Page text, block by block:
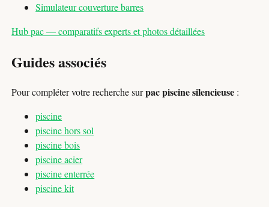
Simulateur couverture barres
Hub pac — comparatifs experts et photos détaillées
Guides associés
Pour compléter votre recherche surpac piscine silencieuse :
piscine
piscine hors sol
piscine bois
piscine acier
piscine enterrée
piscine kit